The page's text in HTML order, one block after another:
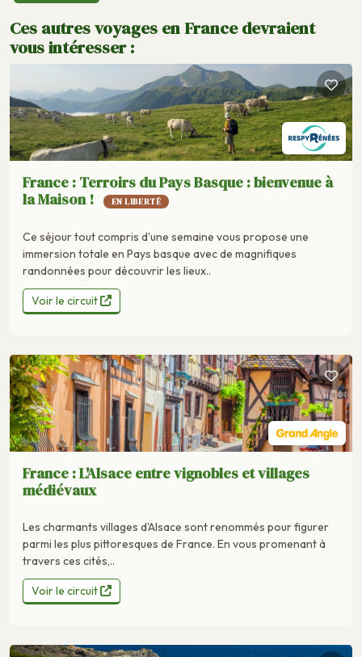
Ces autres voyages en France devraient
vous intéresser :
France : Terroirs du Pays Basque : bienvenue à
la Maison !
EN LIBERTÉ
Ce séjour tout compris d'une semaine vous propose une
immersion totale en Pays basque avec de magnifiques
randonnées pour découvrir les lieux..
Voir le circuit
France : L'Alsace entre vignobles et villages
médiévaux
Les charmants villages d'Alsace sont renommés pour figurer
parmi les plus pittoresques de France. En vous promenant à
travers ces cités,..
Voir le circuit